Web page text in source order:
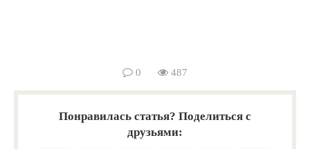
0 487
Понравилась статья? Поделиться с
друзьями: